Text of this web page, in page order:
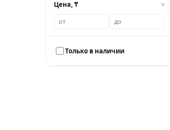
Цена, ₸ ▾
Только в наличии